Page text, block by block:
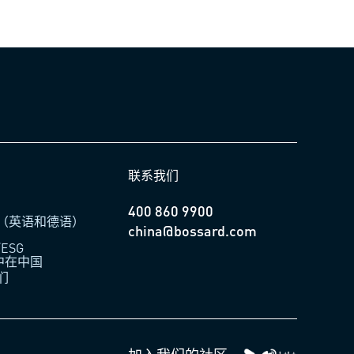
英语和德语）
在中国
联系我们
400 860 9900
china@bossard.com